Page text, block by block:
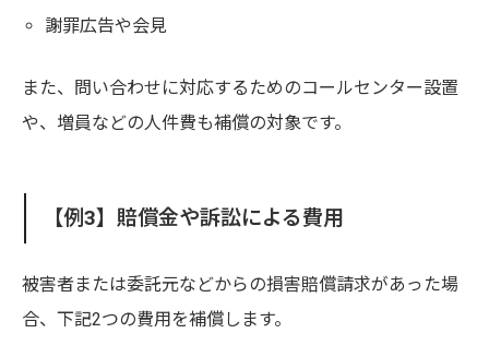
謝罪広告や会見
また、問い合わせに対応するためのコールセンター設置
や、増員などの人件費も補償の対象です。
【例3】賠償金や訴訟による費用
被害者または委託元などからの損害賠償請求があった場
合、下記2つの費用を補償します。